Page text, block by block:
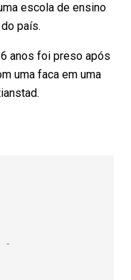
escola de ensino
país.
anos foi preso após
uma faca em uma